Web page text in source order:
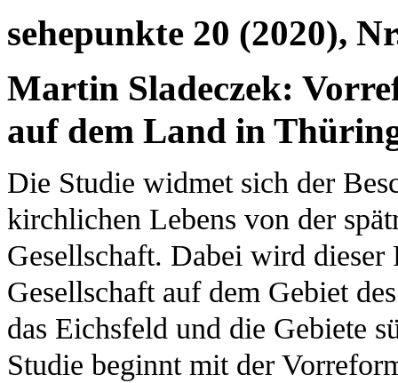
sehepunkte 20 (2020),
Martin Sladeczek:
auf dem Land in
Die Studie widmet sich der
kirchlichen Lebens von der
Gesellschaft. Dabei wird dieser
Gesellschaft auf dem Gebiet
das Eichsfeld und die Gebiete
Studie beginnt mit der